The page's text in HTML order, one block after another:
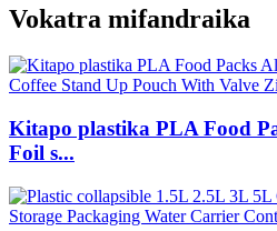
Vokatra mifandraika
Kitapo plastika PLA Food
Foil s...